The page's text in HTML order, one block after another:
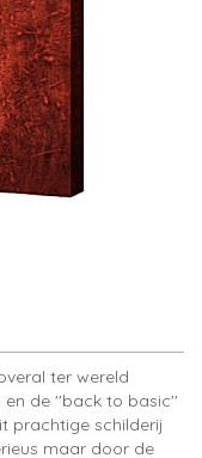
ter wereld
en de ''back to basic''
prachtige schilderij
maar door de